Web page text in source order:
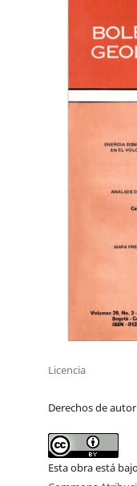
Licencia
Derechos de
Esta obra está